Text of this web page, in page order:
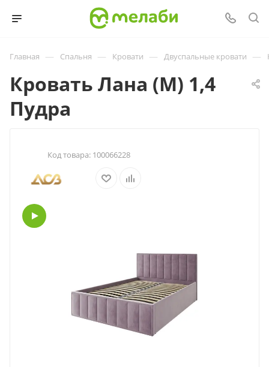
Главная — Спальня — Кровати — Двуспальные кровати —
Кровать Лана (М) 1,4
Пудра
Код товара: 100066228